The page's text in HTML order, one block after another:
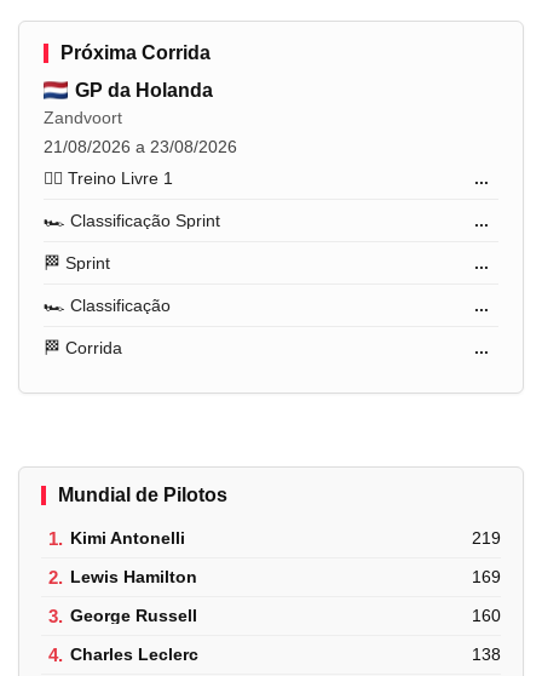
Próxima Corrida
GP da Holanda
Zandvoort
21/08/2026 a 23/08/2026
🏋️‍♂️ Treino Livre 1
...
🏎️ Classificação Sprint ...
🏁 Sprint ...
🏎️ Classificação ...
🏁 Corrida ...
Mundial de Pilotos
1. Kimi Antonelli 219
2. Lewis Hamilton 169
3. George Russell 160
4. Charles Leclerc 138